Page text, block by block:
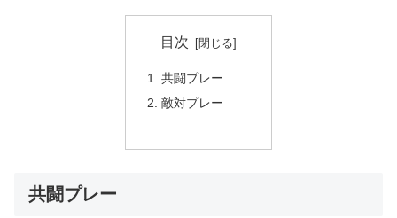
目次
共闘プレー
敵対プレー
共闘プレー